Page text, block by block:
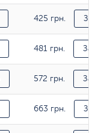
425 грн.
481 грн.
572 грн.
663 грн.